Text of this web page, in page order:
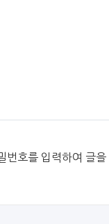
번호를 입력하여 글을